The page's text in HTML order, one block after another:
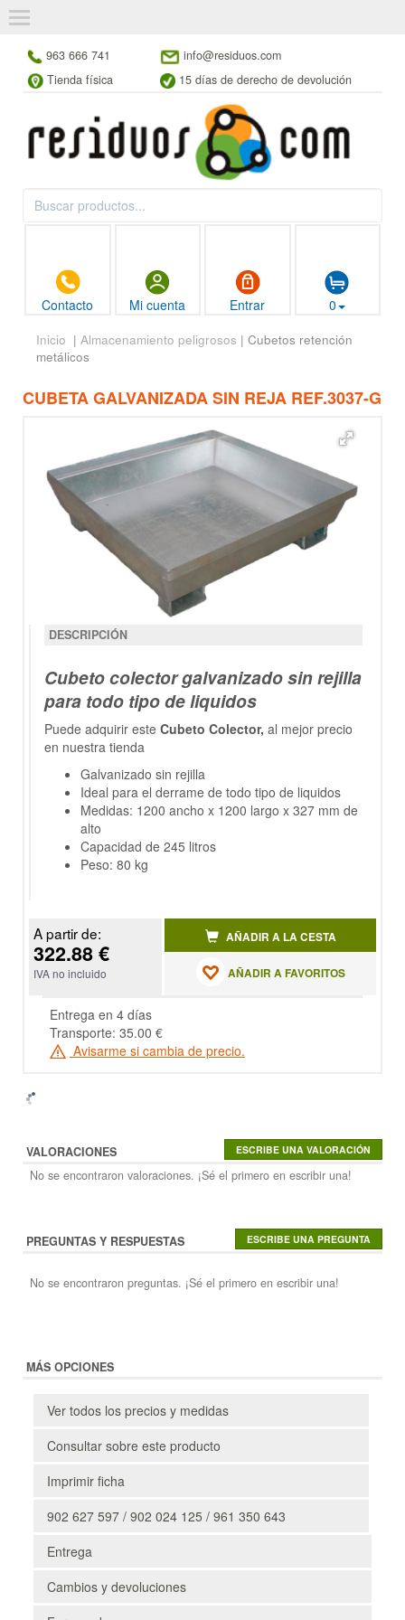
963 666 741
info@residuos.com
Tienda física
15 días de derecho de devolución
Contacto Mi cuenta Entrar 0
Inicio | Almacenamiento peligrosos | Cubetos retención
metálicos
CUBETA GALVANIZADA SIN REJA REF.3037-G
DESCRIPCIÓN
Cubeto colector galvanizado sin rejilla
para todo tipo de liquidos
Puede adquirir este Cubeto Colector, al mejor precio
en nuestra tienda
Galvanizado sin rejilla
Ideal para el derrame de todo tipo de liquidos
Medidas: 1200 ancho x 1200 largo x 327 mm de
alto
Capacidad de 245 litros
Peso: 80 kg
A partir de:
322.88 €
IVA no incluido
AÑADIR A LA CESTA
AÑADIR A FAVORITOS
Entrega en 4 días
Transporte: 35.00 €
Avisarme si cambia de precio.
VALORACIONES
No se encontraron valoraciones. ¡Sé el primero en escribir una!
PREGUNTAS Y RESPUESTAS
No se encontraron preguntas. ¡Sé el primero en escribir una!
MÁS OPCIONES
Ver todos los precios y medidas
Consultar sobre este producto
Imprimir ficha
902 627 597 / 902 024 125 / 961 350 643
Entrega
Cambios y devoluciones